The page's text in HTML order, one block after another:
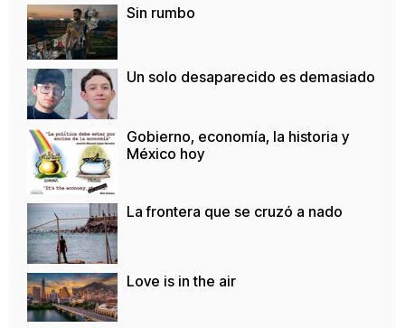
Sin rumbo
Un solo desaparecido es demasiado
Gobierno, economía, la historia y
México hoy
La frontera que se cruzó a nado
Love is in the air